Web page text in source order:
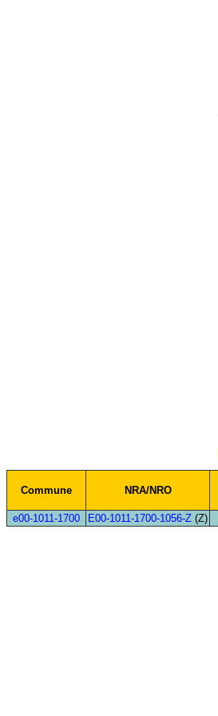
Commune NRA/NRO
e00-1011-1700
E00-1011-1700-1056-Z (Z)